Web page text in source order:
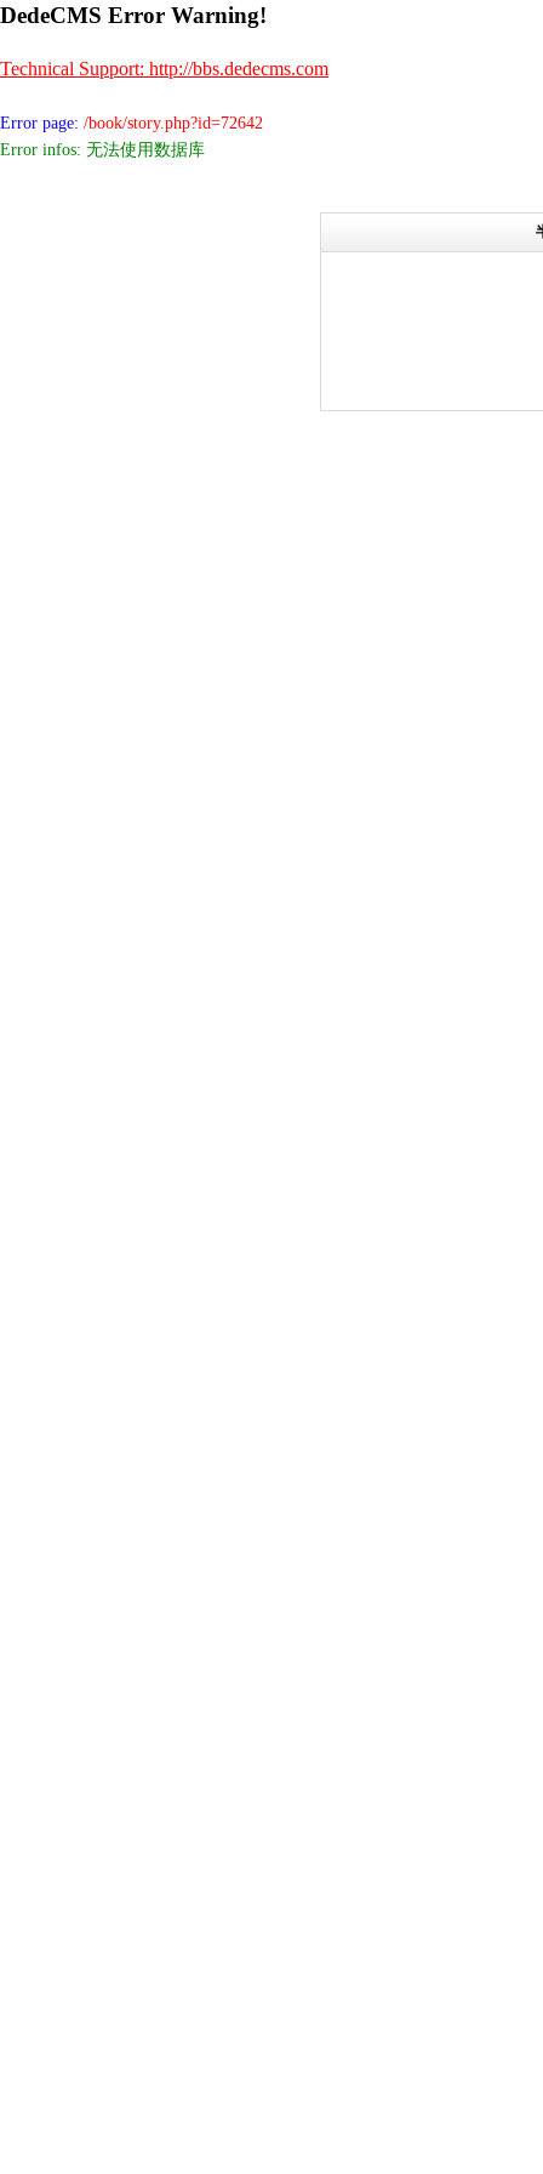
DedeCMS Error Warning!
Technical Support: http://bbs.dedecms.com
Error page: /book/story.php?id=72642
Error infos: 无法使用数据库